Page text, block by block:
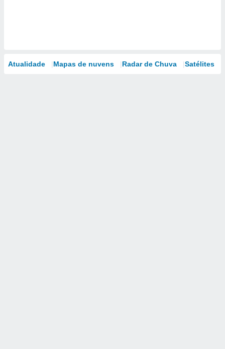
Atualidade Mapas de nuvens Radar de Chuva Satélites